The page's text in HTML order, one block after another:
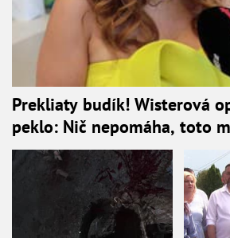
Prekliaty budík! Wisterová
peklo: Nič nepomáha, toto